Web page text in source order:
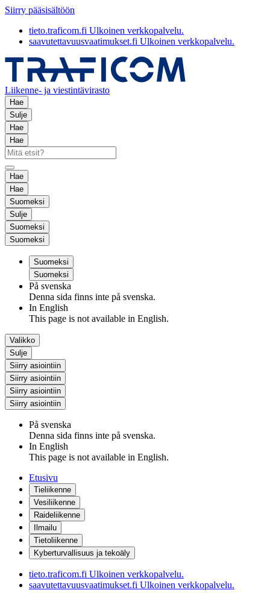
Siirry pääsisältöön
tieto.traficom.fi Ulkoinen verkkopalvelu.
saavutettavuusvaatimukset.fi Ulkoinen verkkopalvelu.
Liikenne- ja viestintävirasto
Hae
Sulje
Hae
Hae
Hae
Hae
Suomeksi
Sulje
Suomeksi
Suomeksi
Suomeksi
Suomeksi
På svenska
Denna sida finns inte på svenska.
In English
This page is not available in English.
Valikko
Sulje
Siirry asiointiin
Siirry asiointiin
Siirry asiointiin
Siirry asiointiin
På svenska
Denna sida finns inte på svenska.
In English
This page is not available in English.
Etusivu
Tieliikenne
Vesiliikenne
Raideliikenne
Ilmailu
Tietoliikenne
Kyberturvallisuus ja tekoäly
tieto.traficom.fi Ulkoinen verkkopalvelu.
saavutettavuusvaatimukset.fi Ulkoinen verkkopalvelu.